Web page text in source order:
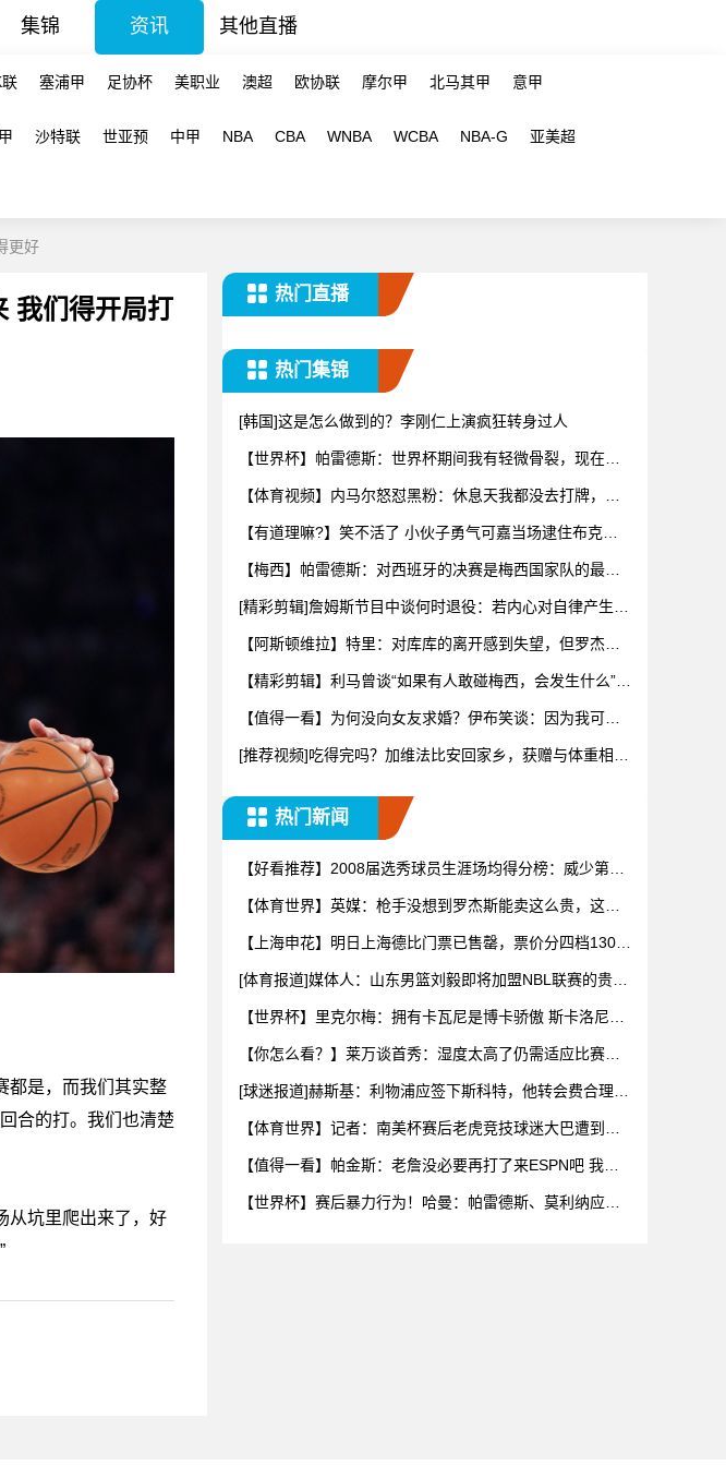
集锦 资讯 其他直播
塞浦甲 足协杯 美职业 澳超 欧协联 摩尔甲 北马其甲 意甲
沙特联 世亚预 中甲 NBA CBA WNBA WCBA NBA-G 亚美超
更好
我们得开局打
都是，而我们其实整
合的打。我们也清楚
从坑里爬出来了，好
热门直播
热门集锦
[韩国]这是怎么做到的？李刚仁上演疯狂转身过人
【世界杯】帕雷德斯：世界杯期间我有轻微骨裂，现在好
【体育视频】内马尔怒怼黑粉：休息天我都没去打牌，别
【有道理嘛?】笑不活了 小伙子勇气可嘉当场逮住布克开
【梅西】帕雷德斯：对西班牙的决赛是梅西国家队的最后
[精彩剪辑]詹姆斯节目中谈何时退役：若内心对自律产生抗
【阿斯顿维拉】特里：对库库的离开感到失望，但罗杰斯
【精彩剪辑】利马曾谈“如果有人敢碰梅西，会发生什么”：
【值得一看】为何没向女友求婚？伊布笑谈：因为我可不
[推荐视频]吃得完吗？加维法比安回家乡，获赠与体重相等
热门新闻
【好看推荐】2008届选秀球员生涯场均得分榜：威少第一
【体育世界】英媒：枪手没想到罗杰斯能卖这么贵，这似
【上海申花】明日上海德比门票已售罄，票价分四档130
[体育报道]媒体人：山东男篮刘毅即将加盟NBL联赛的贵州
【世界杯】里克尔梅：拥有卡瓦尼是博卡骄傲 斯卡洛尼是
【你怎么看？】莱万谈首秀：湿度太高了仍需适应比赛环
[球迷报道]赫斯基：利物浦应签下斯科特，他转会费合理且
【体育世界】记者：南美杯赛后老虎竞技球迷大巴遭到枪
【值得一看】帕金斯：老詹没必要再打了来ESPN吧 我们
【世界杯】赛后暴力行为！哈曼：帕雷德斯、莫利纳应被